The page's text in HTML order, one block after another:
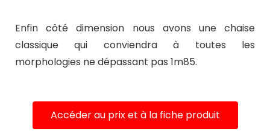
Enfin côté dimension nous avons une chaise
classique qui conviendra à toutes les
morphologies ne dépassant pas 1m85.
Accéder au prix et à la fiche produit